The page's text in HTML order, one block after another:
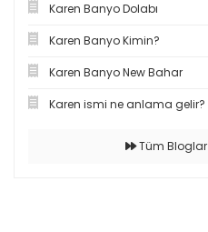
Karen Banyo Dolabı
Karen Banyo Kimin?
Karen Banyo New Bahar
Karen ismi ne anlama gelir?
Tüm Bloglar